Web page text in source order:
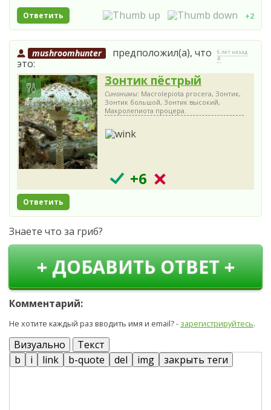
Ответить +2
mushroomhunter
предположил(а), что
это:
6 лет назад
#
Зонтик пёстрый
Синонимы: Macrolepiota procera, Зонтик,
Зонтик большой, Зонтик высокий,
Макролепиота процера.
+6
Ответить
Знаете что за гриб?
+ ДОБАВИТЬ ОТВЕТ +
Комментарий:
Не хотите каждый раз вводить имя и email? - зарегистрируйтесь.
Визуально Текст